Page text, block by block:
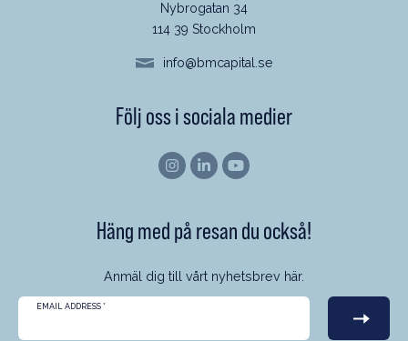
Nybrogatan 34
114 39 Stockholm
info@bmcapital.se
Följ oss i sociala medier
Häng med på resan du också!
Anmäl dig till vårt nyhetsbrev här.
EMAIL ADDRESS *